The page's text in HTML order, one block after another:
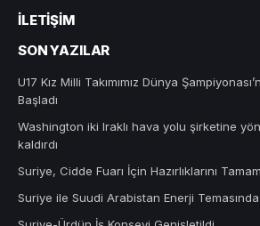
İLETIŞIM
SON YAZILAR
U17 Kız Milli Takımımız Dünya
Başladı
Washington iki Iraklı hava yolu şirketine
kaldırdı
Suriye, Cidde Fuarı İçin Hazırlıklarını
Suriye ile Suudi Arabistan Enerji Temasında